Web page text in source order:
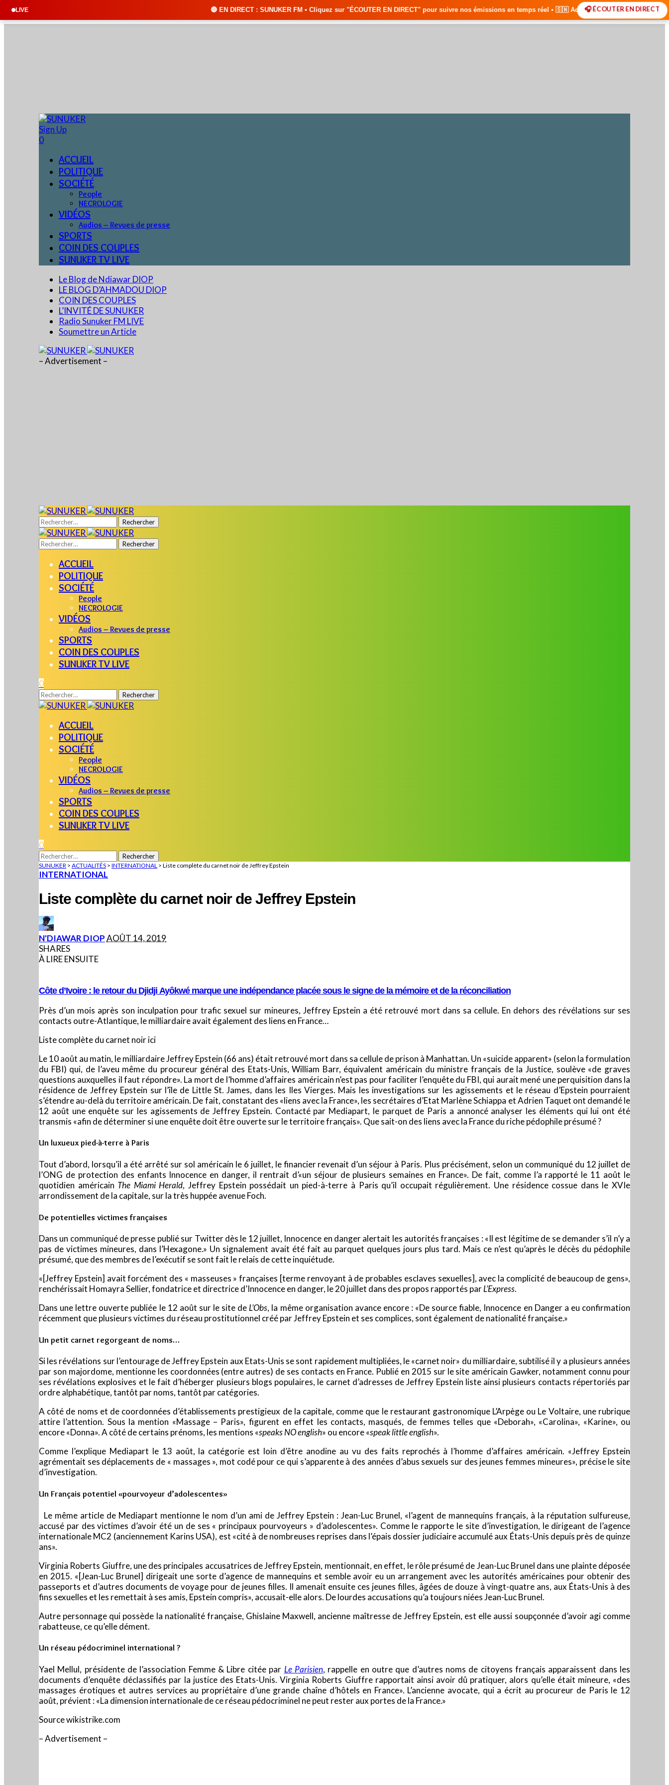
LIVE 🔴 EN DIRECT : SUNUKER FM • Cliquez sur "ÉCOUTER EN DIRECT" pour suivre nos émissions en temps réel • 🇸🇳 Actualités du Sénégal • 🌍 Actualités
🎧 ÉCOUTER EN DIRECT
Sign Up
0
ACCUEIL
POLITIQUE
SOCIÉTÉ
People
NECROLOGIE
VIDÉOS
Audios – Revues de presse
SPORTS
COIN DES COUPLES
SUNUKER TV LIVE
Le Blog de Ndiawar DIOP
LE BLOG D’AHMADOU DIOP
COIN DES COUPLES
L’INVITÉ DE SUNUKER
Radio Sunuker FM LIVE
Soumettre un Article
– Advertisement –
Rechercher :
Rechercher :
ACCUEIL
POLITIQUE
SOCIÉTÉ
People
NECROLOGIE
VIDÉOS
Audios – Revues de presse
SPORTS
COIN DES COUPLES
SUNUKER TV LIVE
0
Rechercher :
ACCUEIL
POLITIQUE
SOCIÉTÉ
People
NECROLOGIE
VIDÉOS
Audios – Revues de presse
SPORTS
COIN DES COUPLES
SUNUKER TV LIVE
0
Rechercher :
SUNUKER > ACTUALITÉS > INTERNATIONAL > Liste complète du carnet noir de Jeffrey Epstein
INTERNATIONAL
Liste complète du carnet noir de Jeffrey Epstein
POSTED
BY
N'DIAWAR DIOPAOÛT 14, 2019
SHARES
À LIRE ENSUITE
Côte d’Ivoire : le retour du Djidji Ayôkwé marque une indépendance placée sous le signe de la mémoire et de la réconciliation
Près d’un mois après son inculpation pour trafic sexuel sur mineures, Jeffrey Epstein a été retrouvé mort dans sa cellule. En dehors des révélations sur ses
contacts outre-Atlantique, le milliardaire avait également des liens en France…
Liste complète du carnet noir ici
Le 10 août au matin, le milliardaire Jeffrey Epstein (66 ans) était retrouvé mort dans sa cellule de prison à Manhattan. Un «suicide apparent» (selon la formulation
du FBI) qui, de l’aveu même du procureur général des Etats-Unis, William Barr, équivalent américain du ministre français de la Justice, soulève «de graves
questions auxquelles il faut répondre». La mort de l’homme d’affaires américain n’est pas pour faciliter l’enquête du FBI, qui aurait mené une perquisition dans la
résidence de Jeffrey Epstein sur l’île de Little St. James, dans les Iles Vierges. Mais les investigations sur les agissements et le réseau d’Epstein pourraient
s’étendre au-delà du territoire américain. De fait, constatant des «liens avec la France», les secrétaires d’Etat Marlène Schiappa et Adrien Taquet ont demandé le
12 août une enquête sur les agissements de Jeffrey Epstein. Contacté par Mediapart, le parquet de Paris a annoncé analyser les éléments qui lui ont été
transmis «afin de déterminer si une enquête doit être ouverte sur le territoire français». Que sait-on des liens avec la France du riche pédophile présumé ?
Un luxueux pied-à-terre à Paris
Tout d’abord, lorsqu’il a été arrêté sur sol américain le 6 juillet, le financier revenait d’un séjour à Paris. Plus précisément, selon un communiqué du 12 juillet de
l’ONG de protection des enfants Innocence en danger, il rentrait d’«un séjour de plusieurs semaines en France». De fait, comme l’a rapporté le 11 août le
quotidien américain The Miami Herald, Jeffrey Epstein possédait un pied-à-terre à Paris qu’il occupait régulièrement. Une résidence cossue dans le XVIe
arrondissement de la capitale, sur la très huppée avenue Foch.
De potentielles victimes françaises
Dans un communiqué de presse publié sur Twitter dès le 12 juillet, Innocence en danger alertait les autorités françaises : «Il est légitime de se demander s’il n’y a
pas de victimes mineures, dans l’Hexagone.» Un signalement avait été fait au parquet quelques jours plus tard. Mais ce n’est qu’après le décès du pédophile
présumé, que des membres de l’exécutif se sont fait le relais de cette inquiétude.
«[Jeffrey Epstein] avait forcément des « masseuses » françaises [terme renvoyant à de probables esclaves sexuelles], avec la complicité de beaucoup de gens»,
renchérissait Homayra Sellier, fondatrice et directrice d’Innocence en danger, le 20 juillet dans des propos rapportés parL’Express.
Dans une lettre ouverte publiée le 12 août sur le site deL’Obs, la même organisation avance encore : «De source fiable, Innocence en Danger a eu confirmation
récemment que plusieurs victimes du réseau prostitutionnel créé par Jeffrey Epstein et ses complices, sont également de nationalité française.»
Un petit carnet regorgeant de noms…
Si les révélations sur l’entourage de Jeffrey Epstein aux Etats-Unis se sont rapidement multipliées, le «carnet noir» du milliardaire, subtilisé il y a plusieurs années
par son majordome, mentionne les coordonnées (entre autres) de ses contacts en France. Publié en 2015 sur le site américain Gawker, notamment connu pour
ses révélations explosives et le fait d’héberger plusieurs blogs populaires, le carnet d’adresses de Jeffrey Epstein liste ainsi plusieurs contacts répertoriés par
ordre alphabétique, tantôt par noms, tantôt par catégories.
A côté de noms et de coordonnées d’établissements prestigieux de la capitale, comme que le restaurant gastronomique L’Arpège ou Le Voltaire, une rubrique
attire l’attention. Sous la mention «Massage – Paris», figurent en effet les contacts, masqués, de femmes telles que «Deborah», «Carolina», «Karine», ou
encore «Donna». A côté de certains prénoms, les mentions «speaks NO english» ou encore «speak little english».
Comme l’explique Mediapart le 13 août, la catégorie est loin d’être anodine au vu des faits reprochés à l’homme d’affaires américain. «Jeffrey Epstein
agrémentait ses déplacements de « massages », mot codé pour ce qui s’apparente à des années d’abus sexuels sur des jeunes femmes mineures», précise le site
d’investigation.
Un Français potentiel «pourvoyeur d’adolescentes»
Le même article de Mediapart mentionne le nom d’un ami de Jeffrey Epstein : Jean-Luc Brunel, «l’agent de mannequins français, à la réputation sulfureuse,
accusé par des victimes d’avoir été un de ses « principaux pourvoyeurs » d’adolescentes». Comme le rapporte le site d’investigation, le dirigeant de l’agence
internationale MC2 (anciennement Karins USA), est «cité à de nombreuses reprises dans l’épais dossier judiciaire accumulé aux États-Unis depuis près de quinze
ans».
Virginia Roberts Giuffre, une des principales accusatrices de Jeffrey Epstein, mentionnait, en effet, le rôle présumé de Jean-Luc Brunel dans une plainte déposée
en 2015. «[Jean-Luc Brunel] dirigeait une sorte d’agence de mannequins et semble avoir eu un arrangement avec les autorités américaines pour obtenir des
passeports et d’autres documents de voyage pour de jeunes filles. Il amenait ensuite ces jeunes filles, âgées de douze à vingt-quatre ans, aux États-Unis à des
fins sexuelles et les remettait à ses amis, Epstein compris», accusait-elle alors. De lourdes accusations qu’a toujours niées Jean-Luc Brunel.
Autre personnage qui possède la nationalité française, Ghislaine Maxwell, ancienne maîtresse de Jeffrey Epstein, est elle aussi soupçonnée d’avoir agi comme
rabatteuse, ce qu’elle dément.
Un réseau pédocriminel international ?
Yael Mellul, présidente de l’association Femme & Libre citée par Le Parisien, rappelle en outre que d’autres noms de citoyens français apparaissent dans les
documents d’enquête déclassifiés par la justice des Etats-Unis. Virginia Roberts Giuffre rapportait ainsi avoir dû pratiquer, alors qu’elle était mineure, «des
massages érotiques et autres services au propriétaire d’une grande chaîne d’hôtels en France». L’ancienne avocate, qui a écrit au procureur de Paris le 12
août, prévient : «La dimension internationale de ce réseau pédocriminel ne peut rester aux portes de la France.»
Source wikistrike.com
– Advertisement –